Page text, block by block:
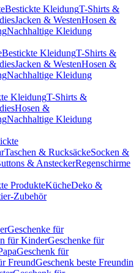
Bestickte KleidungT-Shirts &
Jacken & WestenHosen &
Nachhaltige Kleidung
Bestickte KleidungT-Shirts &
Jacken & WestenHosen &
Nachhaltige Kleidung
KleidungT-Shirts &
Hosen &
Nachhaltige Kleidung
Taschen & RucksäckeSocken &
& AnsteckerRegenschirme
ProdukteKücheDeko &
Zubehör
Geschenke für
für KinderGeschenke für
Geschenk für
FreundGeschenk beste Freundin